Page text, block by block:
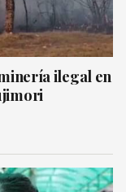
ilegal en